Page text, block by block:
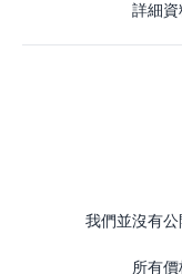
詳細資
我們並沒有
所有價